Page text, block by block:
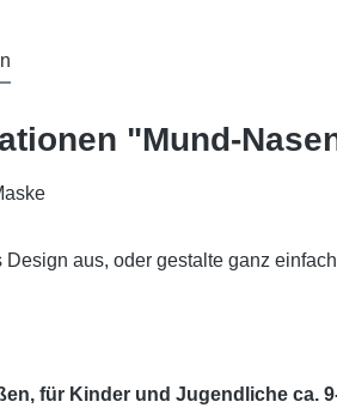
"Mund-
aus, oder gestalte ganz
für Kinder und Jugendliche ca.